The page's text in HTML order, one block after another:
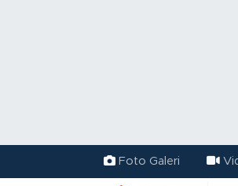
Foto Galeri
Trafik Durumu